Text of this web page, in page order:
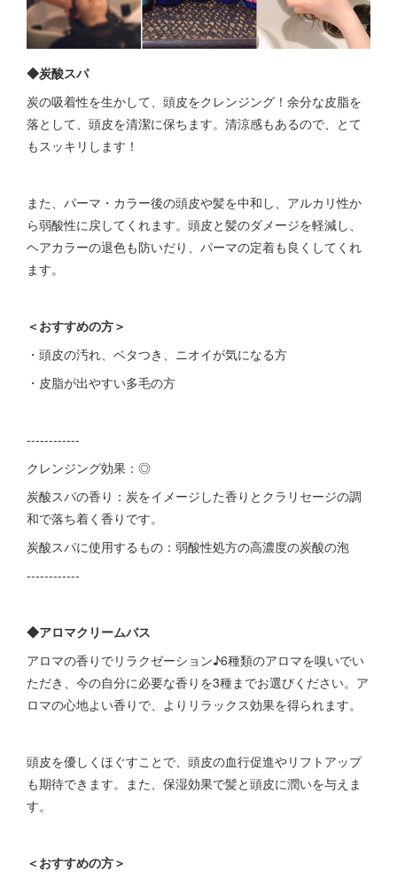
◆炭酸スパ
炭の吸着性を生かして、頭皮をクレンジング！余分な皮脂を
落として、頭皮を清潔に保ちます。清涼感もあるので、とて
もスッキリします！
また、パーマ・カラー後の頭皮や髪を中和し、アルカリ性か
ら弱酸性に戻してくれます。頭皮と髪のダメージを軽減し、
ヘアカラーの退色も防いだり、パーマの定着も良くしてくれ
ます。
＜おすすめの方＞
・頭皮の汚れ、ベタつき、ニオイが気になる方
・皮脂が出やすい多毛の方
------------
クレンジング効果：◎
炭酸スパの香り：炭をイメージした香りとクラリセージの調
和で落ち着く香りです。
炭酸スパに使用するもの：弱酸性処方の高濃度の炭酸の泡
------------
◆アロマクリームバス
アロマの香りでリラクゼーション♪6種類のアロマを嗅いでい
ただき、今の自分に必要な香りを3種までお選びください。ア
ロマの心地よい香りで、よりリラックス効果を得られます。
頭皮を優しくほぐすことで、頭皮の血行促進やリフトアップ
も期待できます。また、保湿効果で髪と頭皮に潤いを与えま
す。
＜おすすめの方＞